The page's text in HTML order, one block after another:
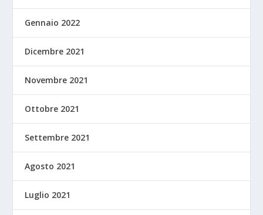
Gennaio 2022
Dicembre 2021
Novembre 2021
Ottobre 2021
Settembre 2021
Agosto 2021
Luglio 2021